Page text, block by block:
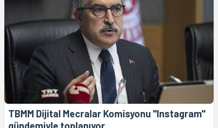
TBMM Dijital Mecralar Komisyonu "Instagram"
gündemiyle toplanıyor